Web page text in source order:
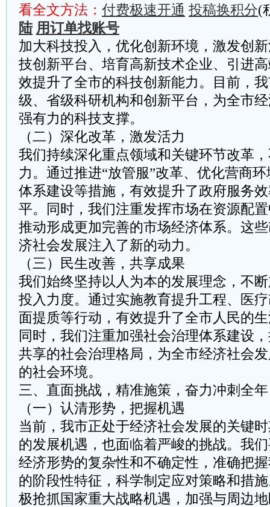
看全文方法： 付费极速开通 投稿换积分(
陆 用订单找账号
加大科技投入，优化创新环境，激发创
技创新平台、培育高新技术企业、引进
效提升了全市的科技创新能力。目前，
级、省级科研机构和创新平台，为全市
强有力的科技支撑。
（二）深化改革，激发活力
我们持续深化重点领域和关键环节改革
力。通过推进“放管服”改革、优化营商
体系建设等措施，有效提升了政府服务
平。同时，我们注重发挥市场在资源配
推动形成更加完善的市场经济体系。这
济社会发展注入了新的动力。
（三）民生改善，共享成果
我们始终坚持以人为本的发展理念，不
投入力度。通过实施教育提升工程、医
面提质等行动，有效提升了全市人民的
同时，我们注重加强社会治理体系建设
共享的社会治理格局，为全市经济社会
的社会环境。
三、直面挑战，精准施策，奋力冲刺全
（一）认清形势，把握机遇
当前，我市正处于经济社会发展的关键
的发展机遇，也面临着严峻的挑战。我
经济形势的复杂性和不确定性，准确把
的阶段性特征，科学制定应对策略和措
极抢抓国家重大战略机遇，加强与周边